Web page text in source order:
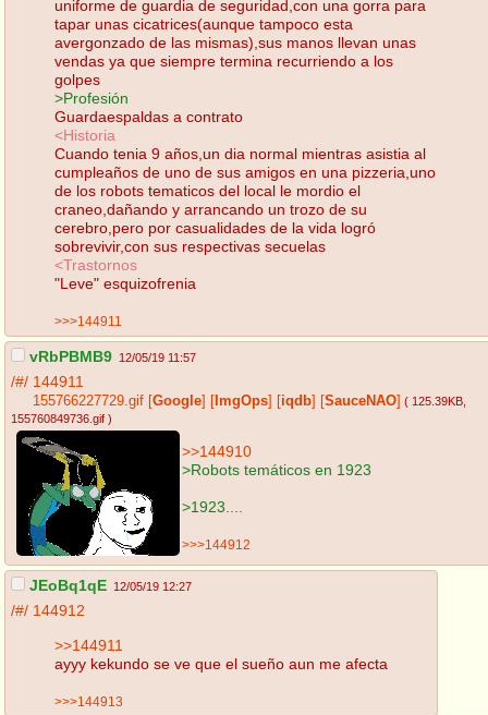
uniforme de guardia de seguridad,con una gorra para
tapar unas cicatrices(aunque tampoco esta
avergonzado de las mismas),sus manos llevan unas
vendas ya que siempre termina recurriendo a los
golpes
>Profesión
Guardaespaldas a contrato
<Historia
Cuando tenia 9 años,un dia normal mientras asistia al
cumpleaños de uno de sus amigos en una pizzeria,uno
de los robots tematicos del local le mordio el
craneo,dañando y arrancando un trozo de su
cerebro,pero por casualidades de la vida logró
sobrevivir,con sus respectivas secuelas
<Trastornos
"Leve" esquizofrenia
>>>144911
vRbPBMB9 12/05/19 11:57
/#/ 144911
155766227729.gif Google ImgOps iqdb SauceNAO ( 125.39KB
155760849736.gif )
>>144910
>Robots temáticos en 1923
>1923....
>>>144912
JEoBq1qE 12/05/19 12:27
/#/ 144912
>>144911
ayyy kekundo se ve que el sueño aun me afecta
>>>144913